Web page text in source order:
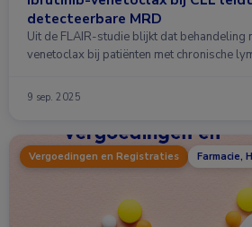
detecteerbare MRD
Uit de FLAIR-studie blijkt dat behandeling
venetoclax bij patiënten met chronische
9 sep. 2025
Vergoedingen en Registraties Farmacie,